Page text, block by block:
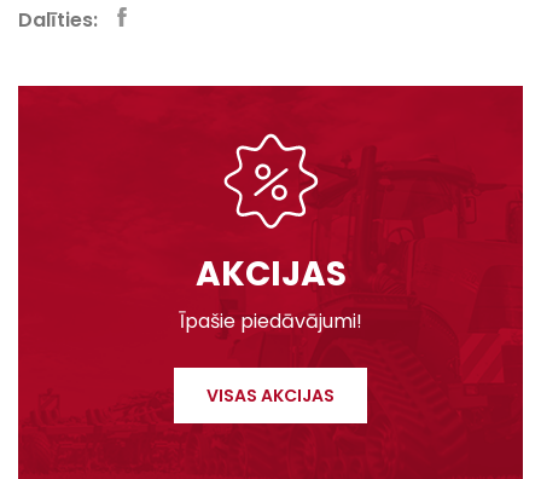
Dalīties:
AKCIJAS
Īpašie piedāvājumi!
VISAS AKCIJAS